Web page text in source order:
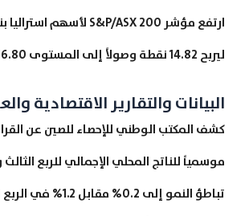
ليربح 14.82 نقطة وصولاً إلى المستوى 7,376.80.
البيانات والتقارير الاقتصادية
كشف المكتب الوطني للإحصاء للصين عن
موسمياً للناتج المحلي الإجمالي للربع
تباطؤ النمو إلى 0.2%